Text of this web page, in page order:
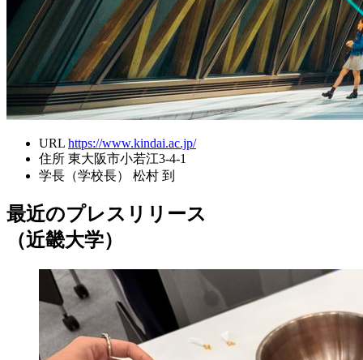
URL https://www.kindai.ac.jp/
住所 東大阪市小若江3-4-1
学長（学校長）
松村 到
最近のプレスリリース
（近畿大学）